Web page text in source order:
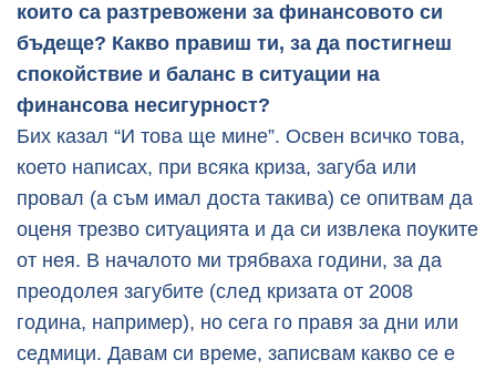
които са разтревожени за финансовото си
бъдеще? Какво правиш ти, за да постигнеш
спокойствие и баланс в ситуации на
финансова несигурност?
Бих казал “И това ще мине”. Освен всичко това,
което написах, при всяка криза, загуба или
провал (а съм имал доста такива) се опитвам да
оценя трезво ситуацията и да си извлека поуките
от нея. В началото ми трябваха години, за да
преодолея загубите (след кризата от 2008
година, например), но сега го правя за дни или
седмици. Давам си време, записвам какво се е